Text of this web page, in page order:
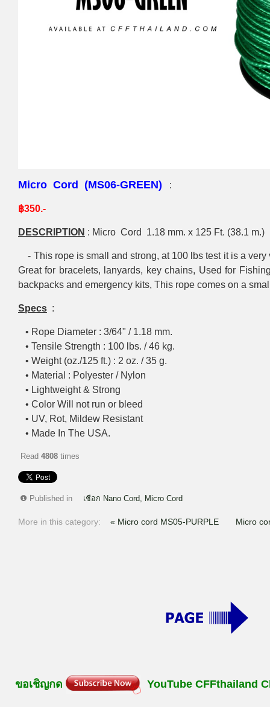
Micro Cord (MS06-GREEN) :
฿350.-
DESCRIPTION : Micro Cord 1.18 mm. x 125 Ft. (38.1 m.)
- This rope is small and strong, at 100 lbs test it is a
Great for bracelets, lanyards, key chains, Used for
backpacks and emergency kits, This rope comes on a
Specs :
• Rope Diameter : 3/64" / 1.18 mm.
• Tensile Strength : 100 lbs. / 46 kg.
• Weight (oz./125 ft.) : 2 oz. / 35 g.
• Material : Polyester / Nylon
• Lightweight & Strong
• Color Will not run or bleed
• UV, Rot, Mildew Resistant
• Made In The USA.
Read 4808 times
Published in เชือก Nano Cord, Micro Cord
More in this category: « Micro cord MS05-PURPLE Micro
ขอเชิญกด YouTube CFFthailand